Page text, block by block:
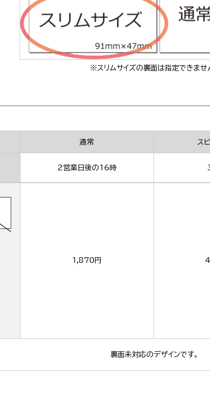
※スリムサイズの裏面は指定できませ
通常 ス
2営業日後の16時
1,870円
裏面未対応のデザインです。